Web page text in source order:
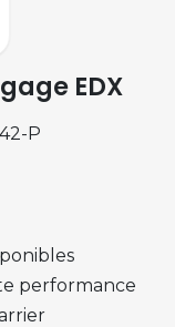
EDX
P
performance